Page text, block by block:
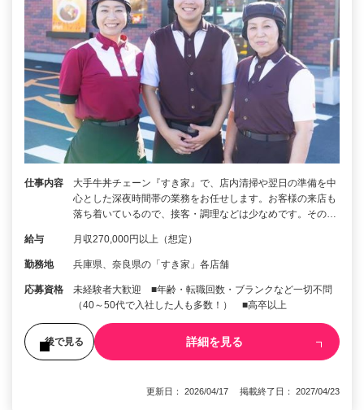
仕事内容
大手牛丼チェーン『すき家』で、店内清掃や翌日の準備を中
心とした深夜時間帯の業務をお任せします。お客様の来店も
落ち着いているので、接客・調理などは少なめです。その…
給与 月収270,000円以上（想定）
勤務地 兵庫県、奈良県の「すき家」各店舗
応募資格
未経験者大歓迎 ■年齢・転職回数・ブランクなど一切不問
（40～50代で入社した人も多数！） ■高卒以上
後で見る 詳細を見る
更新日： 2026/04/17 掲載終了日： 2027/04/23